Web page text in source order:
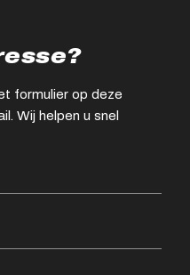
formulier op deze
Wij helpen u snel